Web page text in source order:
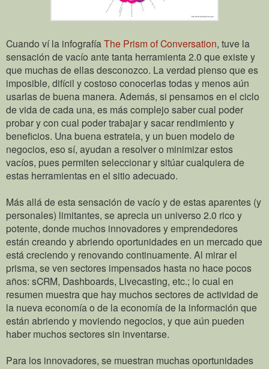
Cuando ví la infografía The Prism of Conversation, tuve la
sensación de vacío ante tanta herramienta 2.0 que existe y
que muchas de ellas desconozco. La verdad pienso que es
imposible, difícil y costoso conocerlas todas y menos aún
usarlas de buena manera. Además, si pensamos en el ciclo
de vida de cada una, es más complejo saber cual poder
probar y con cual poder trabajar y sacar rendimiento y
beneficios. Una buena estrateia, y un buen modelo de
negocios, eso sí, ayudan a resolver o minimizar estos
vacíos, pues permiten seleccionar y sitúar cualquiera de
estas herramientas en el sitio adecuado.
Más allá de esta sensación de vacío y de estas aparentes (y
personales) limitantes, se aprecia un universo 2.0 rico y
potente, donde muchos innovadores y emprendedores
están creando y abriendo oportunidades en un mercado que
está creciendo y renovando continuamente. Al mirar el
prisma, se ven sectores impensados hasta no hace pocos
años: sCRM, Dashboards, Livecasting, etc.; lo cual en
resumen muestra que hay muchos sectores de actividad de
la nueva economía o de la economía de la información que
están abriendo y moviendo negocios, y que aún pueden
haber muchos sectores sin inventarse.
Para los innovadores, se muestran muchas oportunidades